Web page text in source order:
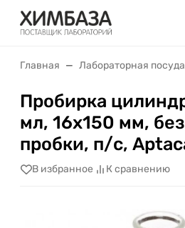
Главная Лабораторная посуда
Пробирка
мл, 16х150 мм,
пробки, п/с,
В избранное К сравнению